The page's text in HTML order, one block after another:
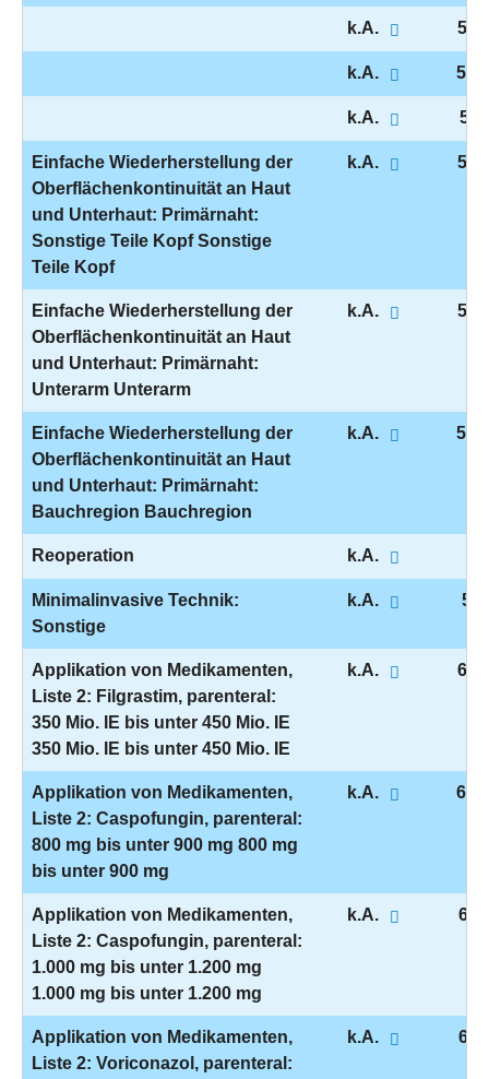
k.A. 5-
k.A. 5-
k.A. 5-
Einfache Wiederherstellung der
Oberflächenkontinuität an Haut
und Unterhaut: Primärnaht:
Sonstige Teile Kopf Sonstige
Teile Kopf
k.A. 5-
Einfache Wiederherstellung der
Oberflächenkontinuität an Haut
und Unterhaut: Primärnaht:
Unterarm Unterarm
k.A. 5-
Einfache Wiederherstellung der
Oberflächenkontinuität an Haut
und Unterhaut: Primärnaht:
Bauchregion Bauchregion
k.A. 5-
Reoperation k.A.
Minimalinvasive Technik:
Sonstige
k.A. 5-
Applikation von Medikamenten,
Liste 2: Filgrastim, parenteral:
350 Mio. IE bis unter 450 Mio. IE
350 Mio. IE bis unter 450 Mio. IE
k.A. 6-
Applikation von Medikamenten,
Liste 2: Caspofungin, parenteral:
800 mg bis unter 900 mg 800 mg
bis unter 900 mg
k.A. 6-
Applikation von Medikamenten,
Liste 2: Caspofungin, parenteral:
1.000 mg bis unter 1.200 mg
1.000 mg bis unter 1.200 mg
k.A. 6-
Applikation von Medikamenten,
Liste 2: Voriconazol, parenteral:
k.A. 6-